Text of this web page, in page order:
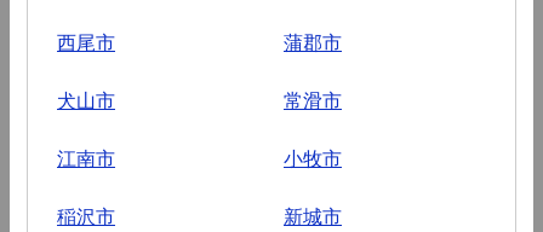
西尾市 蒲郡市
犬山市 常滑市
江南市 小牧市
稲沢市 新城市